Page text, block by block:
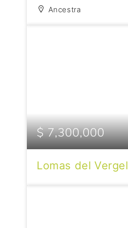
Ancestra
$ 7,300,000
Lomas del Vergel